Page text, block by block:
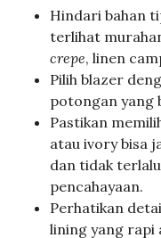
Hindari bahan
terlihat
crepe, linen
Pilih blazer
potongan yang
Pastikan
atau ivory bisa
dan tidak
pencahayaan.
Perhatikan
lining yang rapi